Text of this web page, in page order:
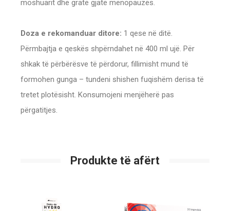
moshuarit dhe gratë gjatë menopauzës.
Doza e rekomanduar ditore: 1 qese në ditë.
Përmbajtja e qeskës shpërndahet në 400 ml ujë. Për
shkak të përbërësve të përdorur, fillimisht mund të
formohen gunga – tundeni shishen fuqishëm derisa të
tretet plotësisht. Konsumojeni menjëherë pas
përgatitjes.
Produkte të afërt